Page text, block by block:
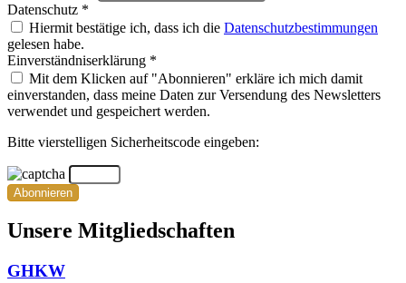
Datenschutz *
Hiermit bestätige ich, dass ich die Datenschutzbestimmungen
gelesen habe.
Einverständniserklärung *
Mit dem Klicken auf "Abonnieren" erkläre ich mich damit
einverstanden, dass meine Daten zur Versendung des Newsletters
verwendet und gespeichert werden.
Bitte vierstelligen Sicherheitscode eingeben:
Abonnieren
Unsere Mitgliedschaften
GHKW